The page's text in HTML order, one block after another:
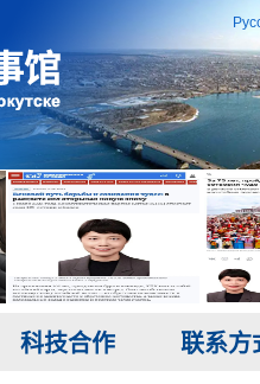
科技合作 联系方